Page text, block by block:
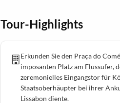
Tour-Highlights
Erkunden Sie den Praça do
imposanten Platz am Flussufer,
zeremonielles Eingangstor für
Staatsoberhäupter bei ihrer
Lissabon diente.